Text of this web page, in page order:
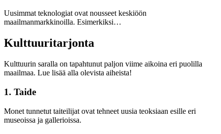
Uusimmat teknologiat ovat nousseet keskiöön
maailmanmarkkinoilla. Esimerkiksi…
Kulttuuritarjonta
Kulttuurin saralla on tapahtunut paljon viime aikoina eri puolilla
maailmaa. Lue lisää alla olevista aiheista!
1. Taide
Monet tunnetut taiteilijat ovat tehneet uusia teoksiaan esille eri
museoissa ja gallerioissa.